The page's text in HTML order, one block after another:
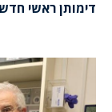
דימותן ראשי‎ חדש ב"כרמל"